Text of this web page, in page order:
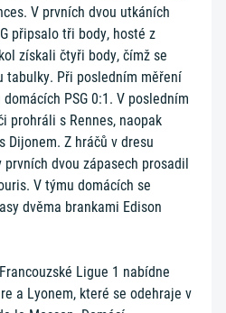
V prvních dvou utkáních
připsalo tři body, hosté z
získali čtyři body, čímž se
tabulky. Při posledním měření
PSG 0:1. V posledním
prohráli s Rennes, naopak
Dijonem. Z hráčů v dresu
dvou zápasech prosadil
V týmu domácích se
dvěma brankami Edison
Ligue 1 nabídne
a Lyonem, které se odehraje v